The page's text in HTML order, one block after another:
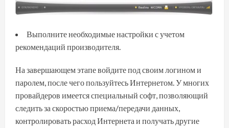
Выполните необходимые настройки с учетом
рекомендаций производителя.
На завершающем этапе войдите под своим логином и
паролем, после чего пользуйтесь Интернетом. У многих
провайдеров имеется специальный софт, позволяющий
следить за скоростью приема/передачи данных,
контролировать расход Интернета и получать другие